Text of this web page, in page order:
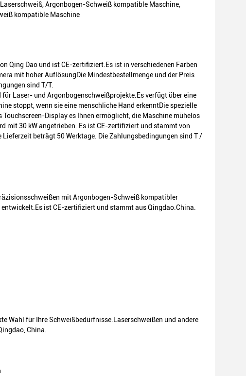
Argonbogen-Schweiß kompatible Maschine,
kompatible Maschine
Qing Dao und ist CE-zertifiziert.Es ist in verschiedenen Farben
mit hoher AuflösungDie Mindestbestellmenge und der Preis
sind T/T.
Laser- und Argonbogenschweißprojekte.Es verfügt über eine
stoppt, wenn sie eine menschliche Hand erkenntDie spezielle
Display es Ihnen ermöglicht, die Maschine mühelos
mit 30 kW angetrieben. Es ist CE-zertifiziert und stammt von
beträgt 50 Werktage. Die Zahlungsbedingungen sind T /
mit Argonbogen-Schweiß kompatibler
ist CE-zertifiziert und stammt aus Qingdao.China.
Wahl für Ihre Schweißbedürfnisse.Laserschweißen und andere
China.